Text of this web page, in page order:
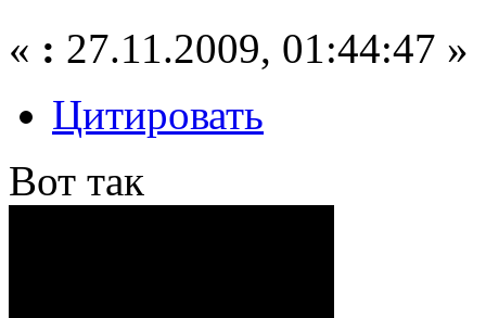
« : 27.11.2009, 01:44:47 »
Цитировать
Вот так